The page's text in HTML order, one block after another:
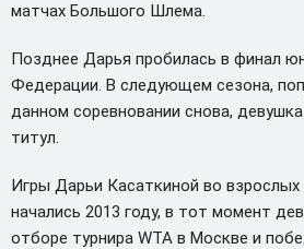
матчах Большого Шлема.
Позднее Дарья пробилась в финал
Федерации. В следующем сезона,
данном соревновании снова,
титул.
Игры Дарьи Касаткиной во взрослых
начались 2013 году, в тот момент
отборе турнира WTA в Москве и